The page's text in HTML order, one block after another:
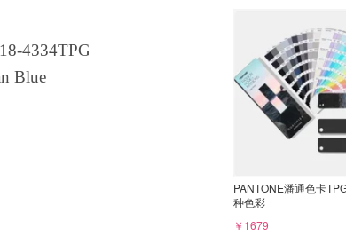
4334TPG
Blue
PANTONE潘通色卡
种色彩
￥1679